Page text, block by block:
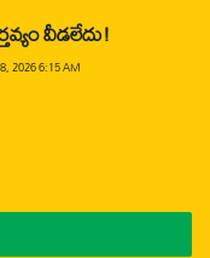
వీడలేదు!
2026 6:15 AM